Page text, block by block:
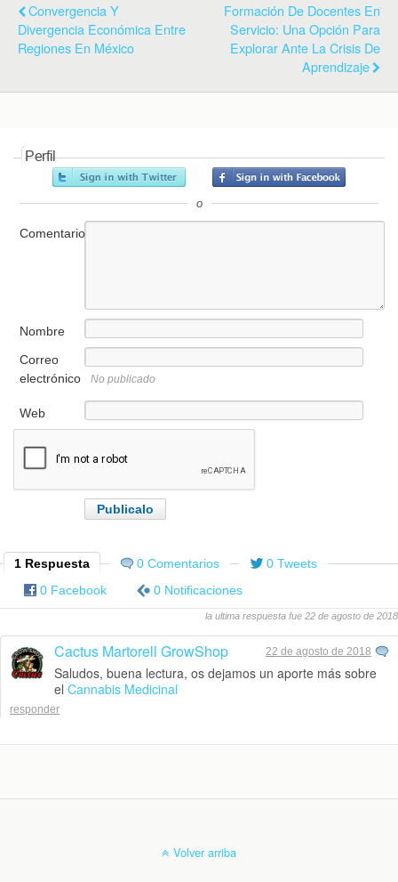
Convergencia Y
Divergencia Económica Entre
Regiones En México
Formación De Docentes En
Servicio: Una Opción Para
Explorar Ante La Crisis De
Aprendizaje
Perfil
o
Comentario
Nombre
Correo
electrónico
No publicado
Web
1 Respuesta 0 Comentarios
0 Tweets
0 Facebook
0 Notificaciones
la ultima respuesta fue 22 de agosto de 2018
Cactus Martorell GrowShop 22 de agosto de 2018
Saludos, buena lectura, os dejamos un aporte más sobre
el Cannabis Medicinal
responder
Volver arriba